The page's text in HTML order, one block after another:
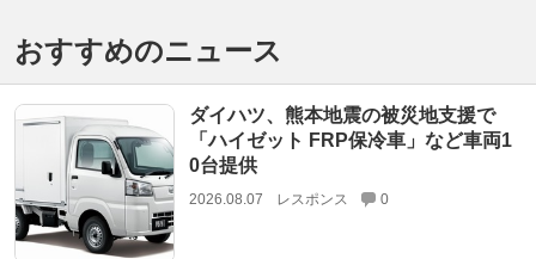
おすすめのニュース
ダイハツ、熊本地震の被災地支援で
「ハイゼット FRP保冷車」など車両1
0台提供
2026.08.07 レスポンス 0